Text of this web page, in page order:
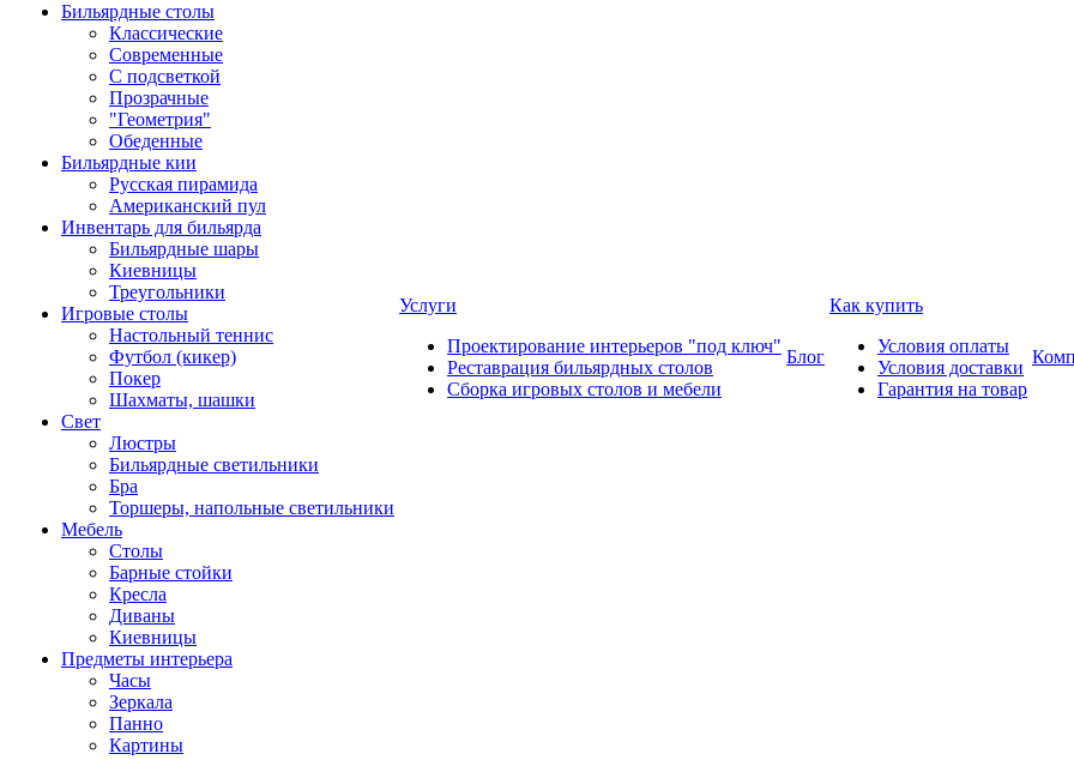
Бильярдные столы
Классические
Современные
С подсветкой
Прозрачные
"Геометрия"
Обеденные
Бильярдные кии
Русская пирамида
Американский пул
Инвентарь для бильярда
Бильярдные шары
Киевницы
Треугольники
Игровые столы
Настольный теннис
Футбол (кикер)
Покер
Шахматы, шашки
Свет
Люстры
Бильярдные светильники
Бра
Торшеры, напольные светильники
Мебель
Столы
Барные стойки
Кресла
Диваны
Киевницы
Предметы интерьера
Часы
Зеркала
Панно
Картины
Услуги
Проектирование интерьеров "под ключ"
Реставрация бильярдных столов
Сборка игровых столов и мебели
Блог
Как купить
Условия оплаты
Условия доставки
Гарантия на товар